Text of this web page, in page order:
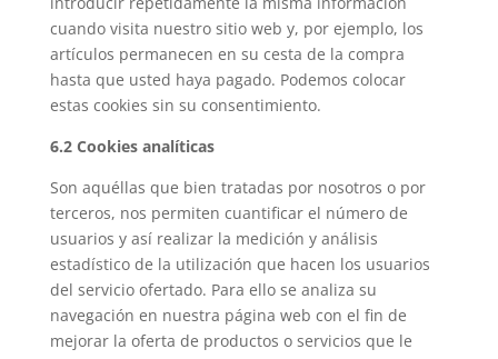
cuando visita nuestro sitio web y, por ejemplo, los
artículos permanecen en su cesta de la compra
hasta que usted haya pagado. Podemos colocar
estas cookies sin su consentimiento.
6.2 Cookies analíticas
Son aquéllas que bien tratadas por nosotros o por
terceros, nos permiten cuantificar el número de
usuarios y así realizar la medición y análisis
estadístico de la utilización que hacen los usuarios
del servicio ofertado. Para ello se analiza su
navegación en nuestra página web con el fin de
mejorar la oferta de productos o servicios que le